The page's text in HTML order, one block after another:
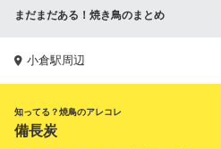
まだまだある！焼き鳥のまとめ
小倉駅周辺
知ってる？焼鳥のアレコレ
備長炭